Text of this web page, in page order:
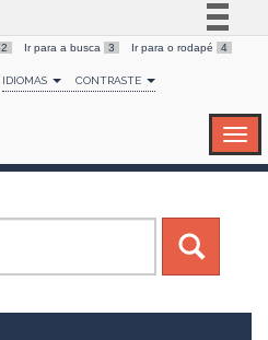
Simplifique!
Comunica BR
Canais
2 Ir para a busca 3 Ir para o rodapé 4
IDIOMAS CONTRASTE